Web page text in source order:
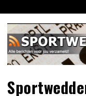
naar
inhoud